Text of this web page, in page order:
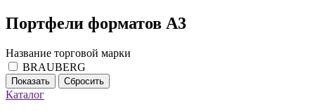
Портфели форматов А3
Название торговой марки
BRAUBERG
Показать Сбросить
Каталог